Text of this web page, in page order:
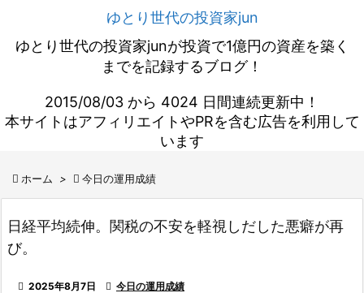
ゆとり世代の投資家jun
ゆとり世代の投資家junが投資で1億円の資産を築く
までを記録するブログ！
2015/08/03 から 4024 日間連続更新中！
本サイトはアフィリエイトやPRを含む広告を利用して
います
 ホーム >  今日の運用成績
日経平均続伸。関税の不安を軽視しだした悪癖が再
び。
 2025年8月7日  今日の運用成績